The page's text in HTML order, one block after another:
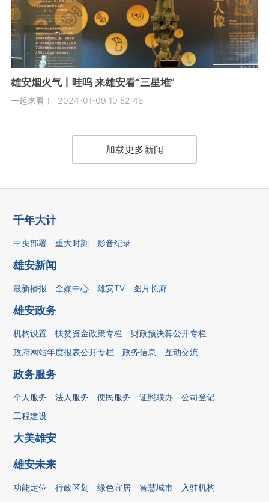
雄安烟火气丨哇呜 来雄安看“三星堆”
一起来看！ 2024-01-09 10:52:46
加载更多新闻
千年大计
中央部署 重大时刻 影音纪录
雄安新闻
最新播报 全媒中心 雄安TV 图片长廊
雄安政务
机构设置 扶贫资金政策专栏
财政预决算公开专栏
政府网站年度报表公开专栏
政务信息 互动交流
政务服务
个人服务 法人服务 便民服务 证照联办
公司登记
工程建设
大美雄安
雄安未来
功能定位 行政区划 绿色宜居 智慧城市 入驻机构